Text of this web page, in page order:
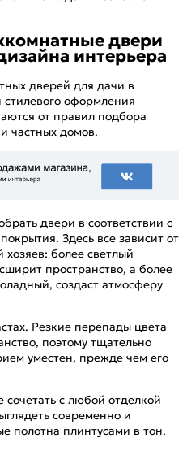
двери
интерьера
дверей для дачи в
стилевого оформления
от правил подбора
частных домов.
двери в соответствии с
Здесь все зависит от
более светлый
пространство, а более
создаст атмосферу
Резкие перепады цвета
поэтому тщательно
уместен, прежде чем его
с любой отделкой
современно и
полотна плинтусами в тон.